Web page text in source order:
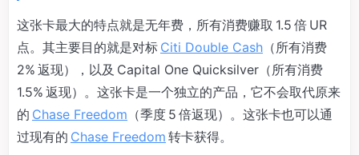
这张卡最大的特点就是无年费，所有消费赚取 1.5 倍 UR
点。其主要目的就是对标 Citi Double Cash （所有消费
2% 返现），以及 Capital One Quicksilver（所有消费
1.5% 返现）。这张卡是一个独立的产品，它不会取代原来
的 Chase Freedom （季度 5 倍返现）。这张卡也可以通
过现有的 Chase Freedom 转卡获得。